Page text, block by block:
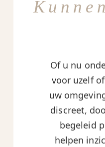
Of u nu
voor uzelf
uw
discreet,
begeleid
helpen